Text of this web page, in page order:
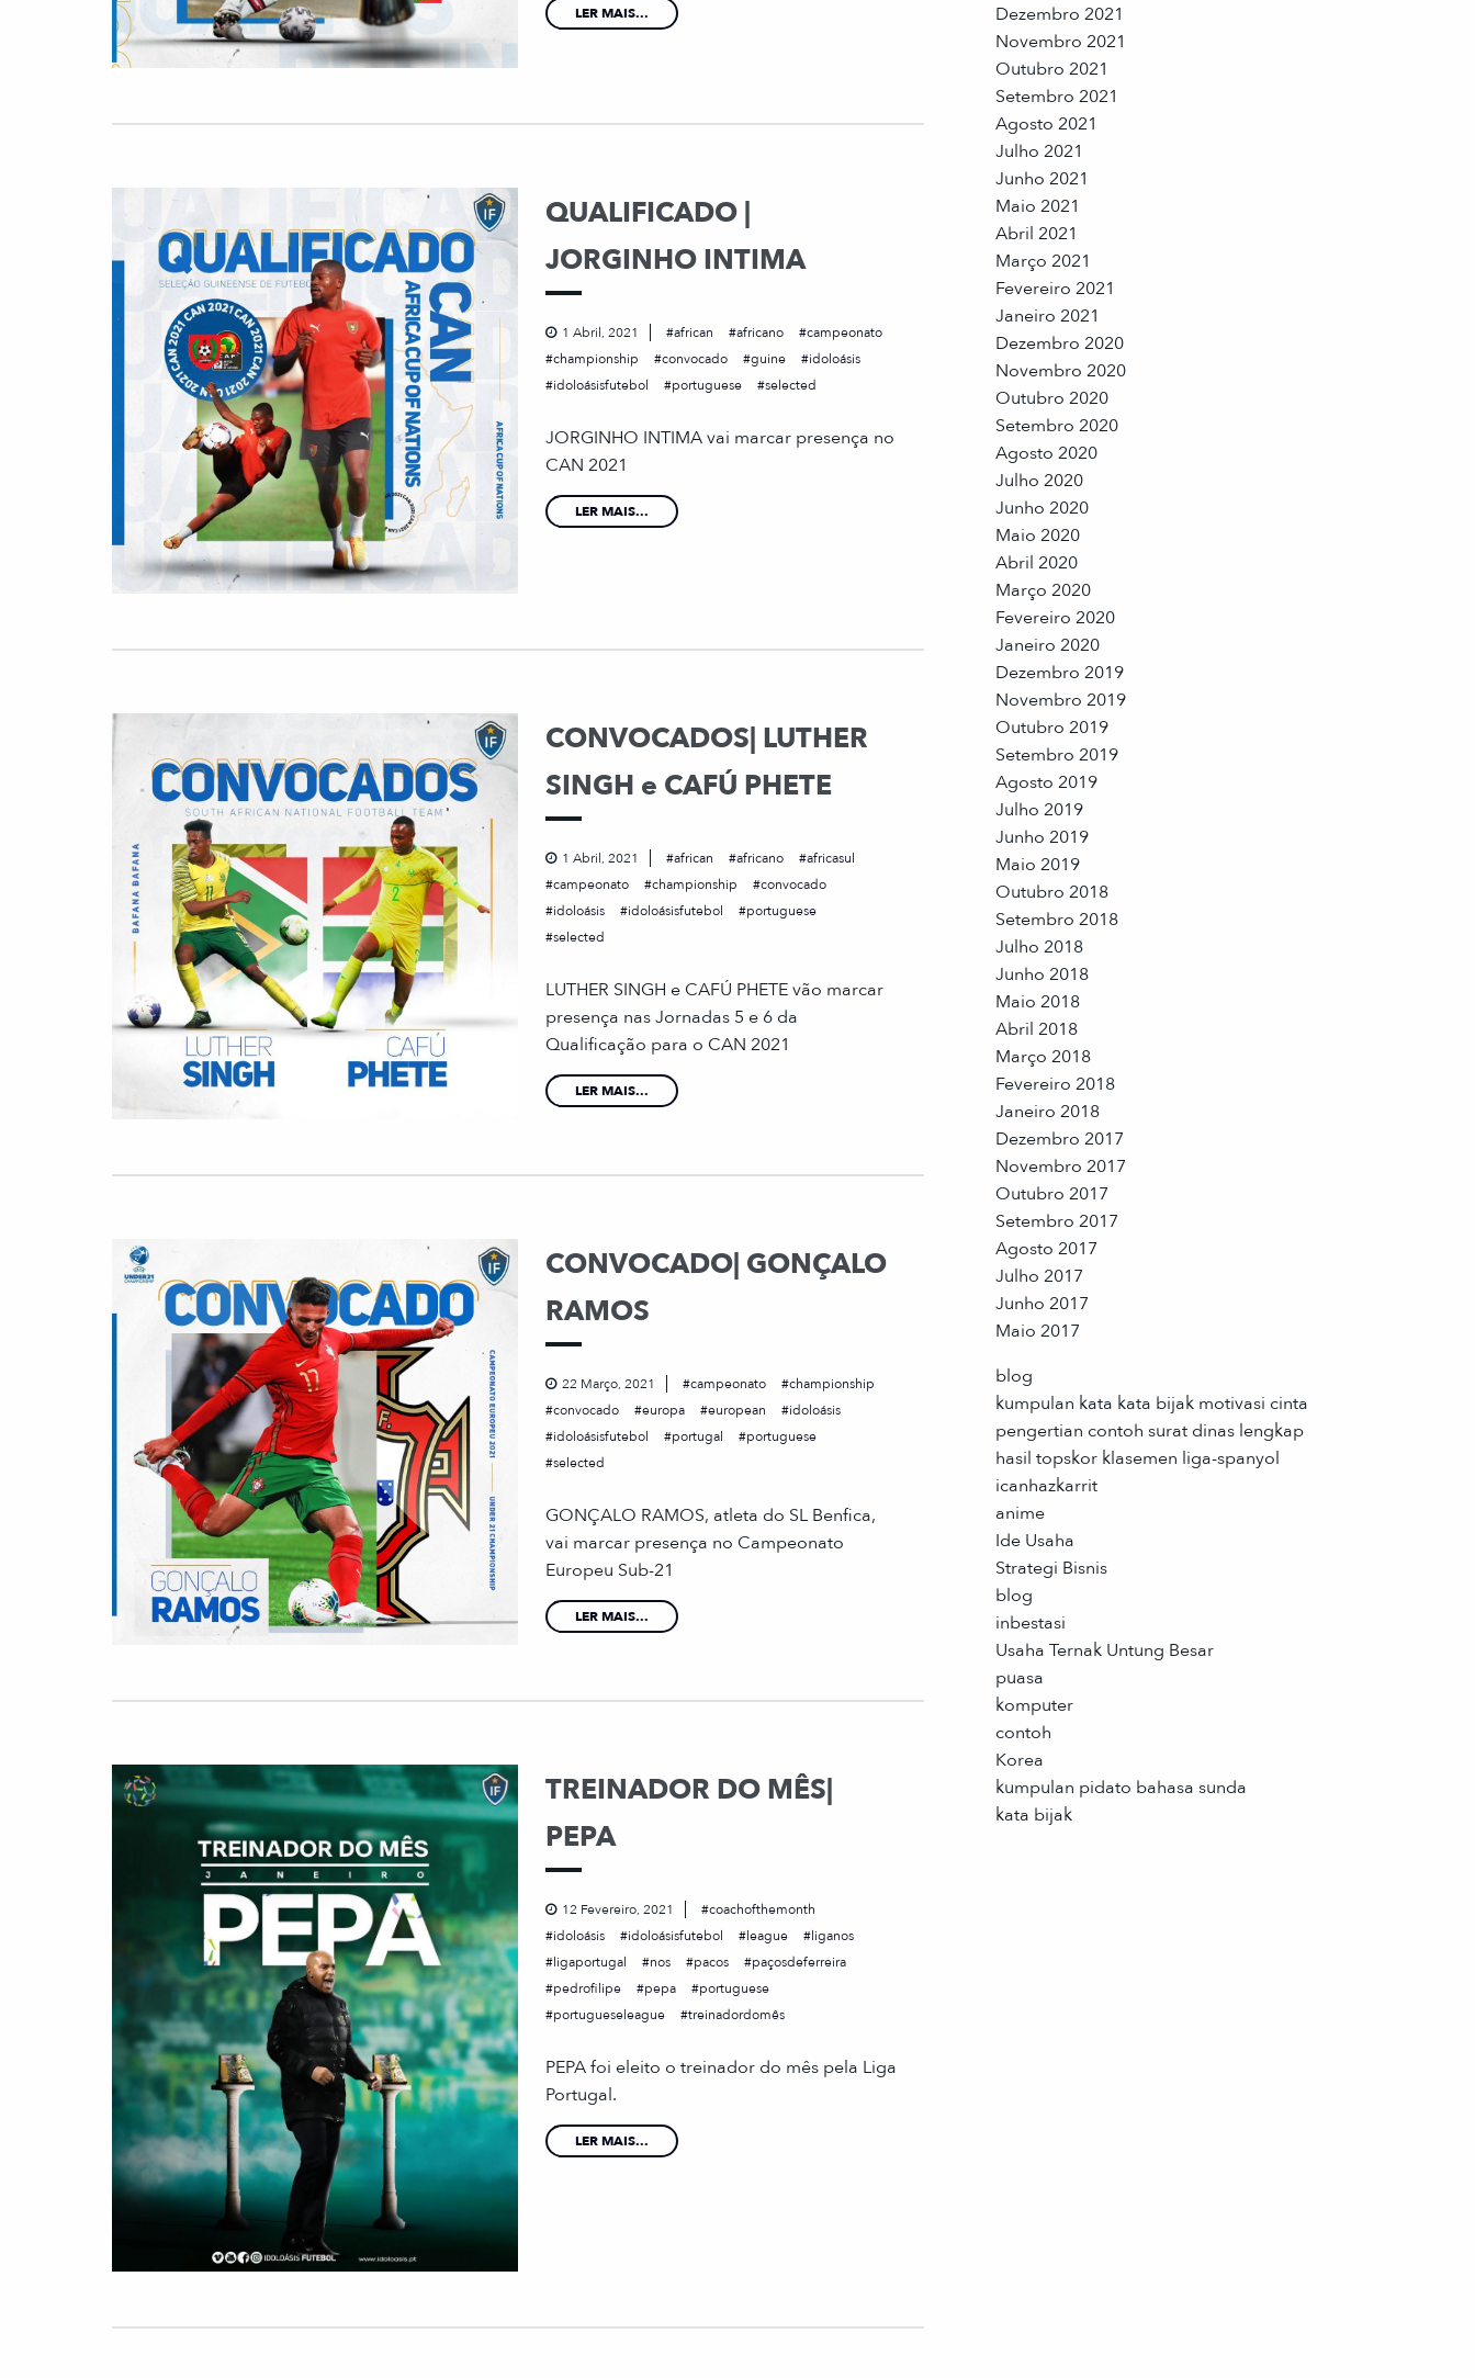
LER MAIS...
QUALIFICADO |
JORGINHO INTIMA
1 Abril, 2021 african africano
campeonato
championship
convocado guine
idoloásis
idoloásisfutebol
portuguese selected
JORGINHO INTIMA vai marcar presença no
CAN 2021
LER MAIS...
CONVOCADOS| LUTHER
SINGH e CAFÚ PHETE
1 Abril, 2021 african africano
africasul
campeonato
championship
convocado
idoloásis
idoloásisfutebol
portuguese
selected
LUTHER SINGH e CAFÚ PHETE vão marcar
presença nas Jornadas 5 e 6 da
Qualificação para o CAN 2021
LER MAIS...
CONVOCADO| GONÇALO
RAMOS
22 Março, 2021 campeonato
championship
convocado
europa european
idoloásis
idoloásisfutebol
portugal
portuguese
selected
GONÇALO RAMOS, atleta do SL Benfica,
vai marcar presença no Campeonato
Europeu Sub-21
LER MAIS...
TREINADOR DO MÊS|
PEPA
12 Fevereiro, 2021
coachofthemonth
idoloásis
idoloásisfutebol league
liganos
ligaportugal
nos pacos
paçosdeferreira
pedrofilipe
pepa
portuguese
portugueseleague
treinadordomês
PEPA foi eleito o treinador do mês pela Liga
Portugal.
LER MAIS...
Dezembro 2021
Novembro 2021
Outubro 2021
Setembro 2021
Agosto 2021
Julho 2021
Junho 2021
Maio 2021
Abril 2021
Março 2021
Fevereiro 2021
Janeiro 2021
Dezembro 2020
Novembro 2020
Outubro 2020
Setembro 2020
Agosto 2020
Julho 2020
Junho 2020
Maio 2020
Abril 2020
Março 2020
Fevereiro 2020
Janeiro 2020
Dezembro 2019
Novembro 2019
Outubro 2019
Setembro 2019
Agosto 2019
Julho 2019
Junho 2019
Maio 2019
Outubro 2018
Setembro 2018
Julho 2018
Junho 2018
Maio 2018
Abril 2018
Março 2018
Fevereiro 2018
Janeiro 2018
Dezembro 2017
Novembro 2017
Outubro 2017
Setembro 2017
Agosto 2017
Julho 2017
Junho 2017
Maio 2017
blog
kumpulan kata kata bijak motivasi cinta
pengertian contoh surat dinas lengkap
hasil topskor klasemen liga-spanyol
icanhazkarrit
anime
Ide Usaha
Strategi Bisnis
blog
inbestasi
Usaha Ternak Untung Besar
puasa
komputer
contoh
Korea
kumpulan pidato bahasa sunda
kata bijak